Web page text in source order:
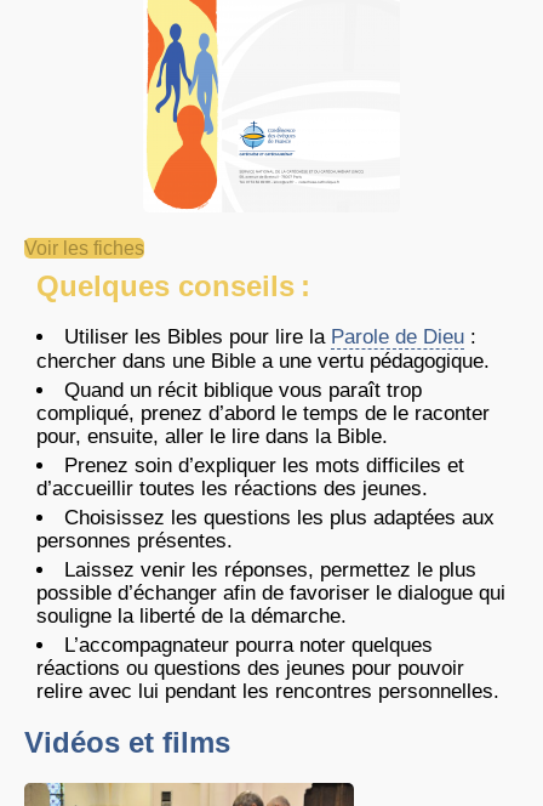
Voir les fiches
Quelques conseils :
Utiliser les Bibles pour lire la Parole de Dieu :
chercher dans une Bible a une vertu pédagogique.
Quand un récit biblique vous paraît trop
compliqué, prenez d’abord le temps de le raconter
pour, ensuite, aller le lire dans la Bible.
Prenez soin d’expliquer les mots difficiles et
d’accueillir toutes les réactions des jeunes.
Choisissez les questions les plus adaptées aux
personnes présentes.
Laissez venir les réponses, permettez le plus
possible d’échanger afin de favoriser le dialogue qui
souligne la liberté de la démarche.
L’accompagnateur pourra noter quelques
réactions ou questions des jeunes pour pouvoir
relire avec lui pendant les rencontres personnelles.
Vidéos et films